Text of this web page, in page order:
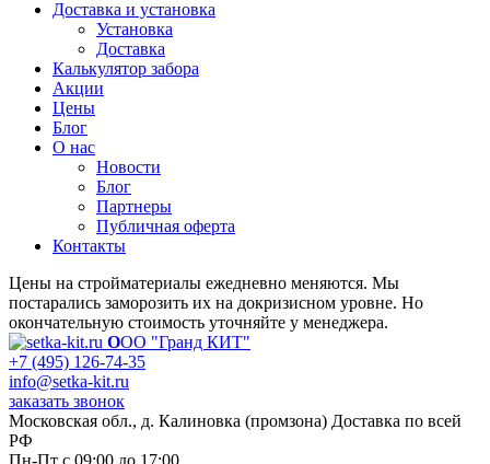
Доставка и установка
Установка
Доставка
Калькулятор забора
Акции
Цены
Блог
О нас
Новости
Блог
Партнеры
Публичная оферта
Контакты
Цены на стройматериалы ежедневно меняются. Мы
постарались заморозить их на докризисном уровне. Но
окончательную стоимость уточняйте у менеджера.
ООО "Гранд КИТ"
+7 (495) 126-74-35
info@setka-kit.ru
заказать звонок
Московская обл., д. Калиновка (промзона) Доставка по всей
РФ
Пн-Пт с 09:00 до 17:00